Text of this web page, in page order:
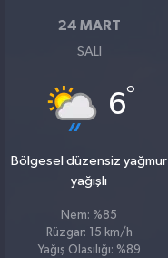
24 MART
SALI
6°
Bölgesel düzensiz yağmur
yağışlı
Nem: %85
Rüzgar: 15 km/h
Yağış Olasılığı: %89